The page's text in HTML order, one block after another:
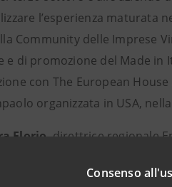
Consenso
l’esperienza maturata
Community delle Imprese
e di promozione del Made in
con The European
organizzata in USA,
Florio, direttrice regionale
concretamente la forza
capaci di crescere e